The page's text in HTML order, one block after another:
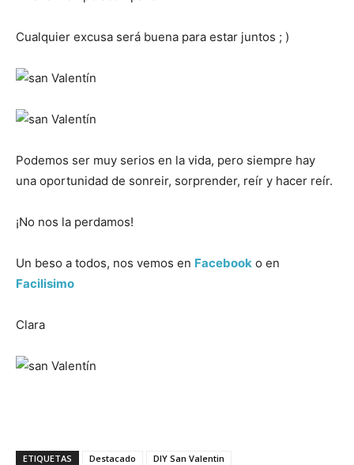
Cualquier excusa será buena para estar juntos ; )
Podemos ser muy serios en la vida, pero siempre hay
una oportunidad de sonreir, sorprender, reír y hacer reír.
¡No nos la perdamos!
Un beso a todos, nos vemos en Facebook o en
Facilisimo
Clara
ETIQUETAS Destacado
DIY San Valentin